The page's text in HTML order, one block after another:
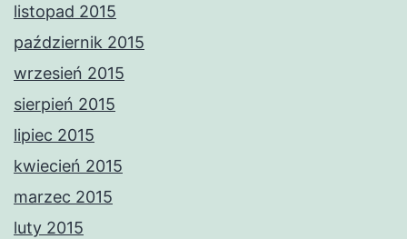
listopad 2015
październik 2015
wrzesień 2015
sierpień 2015
lipiec 2015
kwiecień 2015
marzec 2015
luty 2015